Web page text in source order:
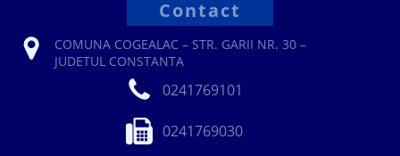
Contact
COMUNA COGEALAC – STR. GARII NR. 30 –
JUDETUL CONSTANTA
0241769101
0241769030